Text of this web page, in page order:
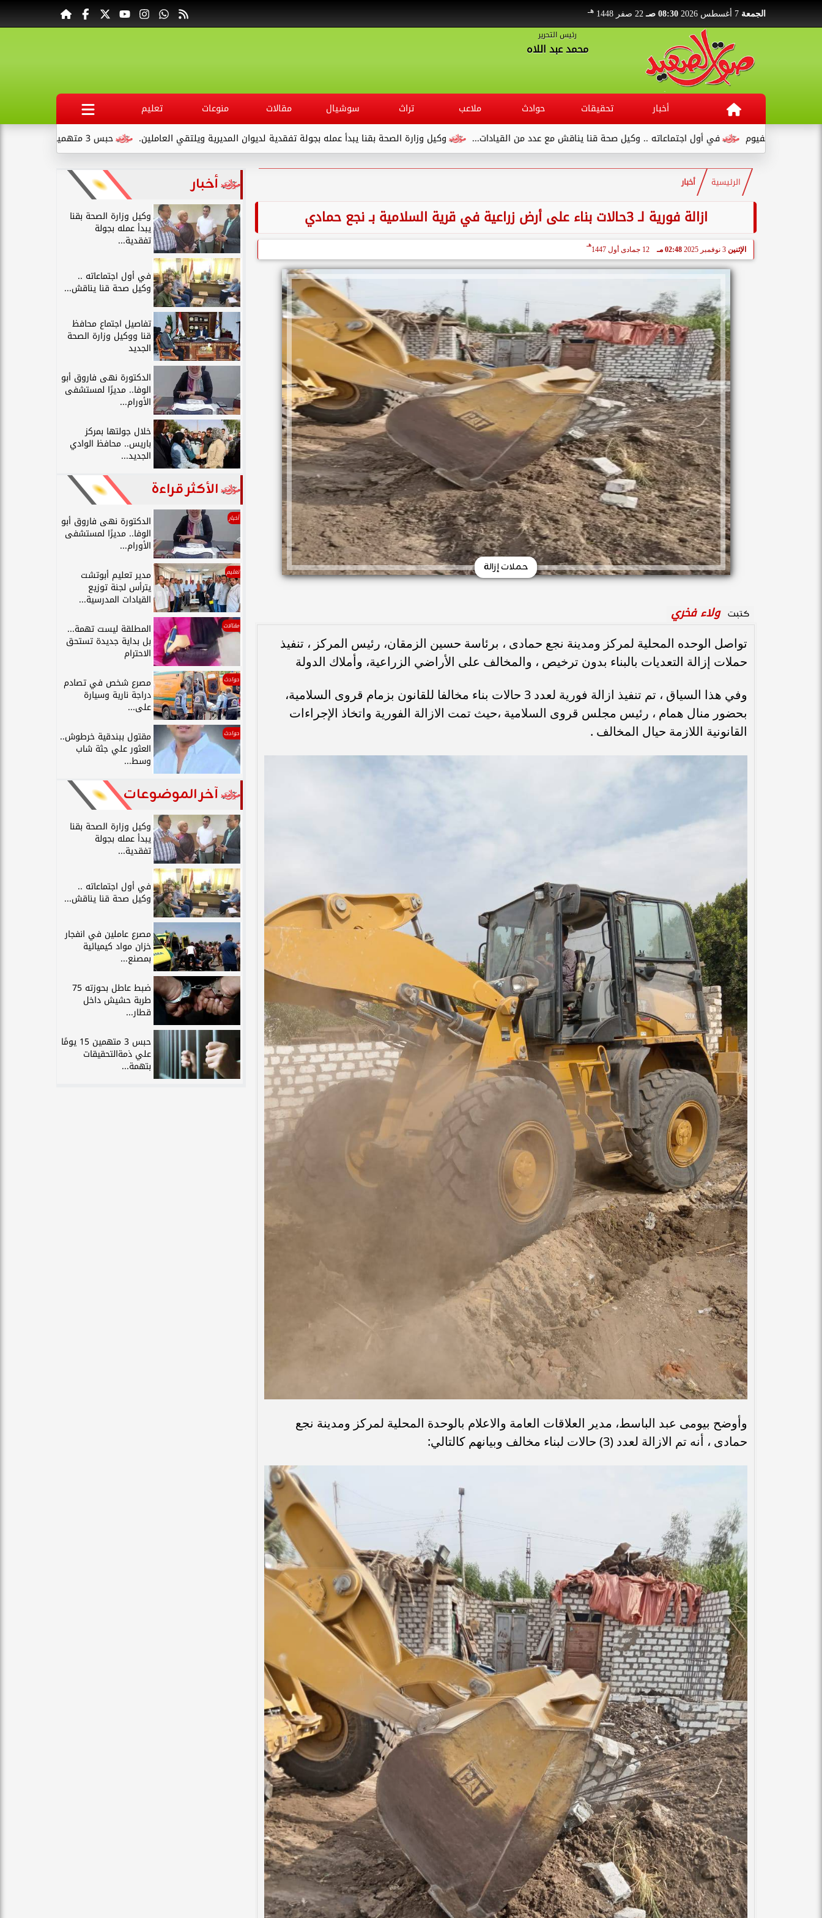
الجمعة 08:30 صـ 22 صفر 1448 هـ
رئيس التحرير
محمد عبد اللاه
أخبار تحقيقات حوادث ملاعب تراث سوشيال مقالات منوعات
تعليم
حبس 3 متهمين 15 يومًا علي ذمةالتحقيقات بتهمة التنقيب عن الآثار داخل...
وكيل وزارة الصحة بقنا يبدأ عمله بجولة تفقدية لديوان المديرية ويلتقي العاملين. في أول اجتماعاته .. وكيل صحة قنا يناقش مع عدد من القيادات...
الرئيسية أخبار
ازالة فورية لـ 3حالات بناء على أرض زراعية في قرية السلامية بـ نجع حمادي
الإثنين 3 نوفمبر 2025 02:48 مـ 12 جمادى أول 1447
هـ
حملات إزالة
كتبت ولاء فخري
تواصل الوحده المحلية لمركز ومدينة نجع حمادى ، برئاسة حسين الزمقان، رئيس المركز ، تنفيذ
حملات إزالة التعديات بالبناء بدون ترخيص ، والمخالف على الأراضي الزراعية، وأملاك الدولة
وفي هذا السياق ، تم تنفيذ ازالة فورية لعدد 3 حالات بناء مخالفا للقانون بزمام قروى السلامية،
بحضور منال همام ، رئيس مجلس قروى السلامية ،حيث تمت الازالة الفورية واتخاذ الإجراءات
القانونية اللازمة حيال المخالف .
وأوضح بيومى عبد الباسط، مدير العلاقات العامة والاعلام بالوحدة المحلية لمركز ومدينة نجع
حمادى ، أنه تم الازالة لعدد (3) حالات لبناء مخالف وبيانهم كالتالي:
أخبار
وكيل وزارة الصحة بقنا
يبدأ عمله بجولة
تفقدية...
في أول اجتماعاته ..
وكيل صحة قنا يناقش...
تفاصيل اجتماع محافظ
قنا ووكيل وزارة الصحة
الجديد
الدكتورة نهى فاروق أبو
الوفا.. مديرًا لمستشفى
الأورام...
خلال جولتها بمركز
باريس.. محافظ الوادي
الجديد...
الأكثر قراءة
أخبار الدكتورة نهى فاروق أبو
الوفا.. مديرًا لمستشفى
الأورام...
تعليم مدير تعليم أبوتشت
يترأس لجنة توزيع
القيادات المدرسية...
مقالات المطلقة ليست تهمة...
بل بداية جديدة تستحق
الاحترام
حوادث مصرع شخص في تصادم
دراجة نارية وسيارة
على...
حوادث مقتول ببندقية خرطوش..
العثور علي جثة شاب
وسط...
آخر الموضوعات
وكيل وزارة الصحة بقنا
يبدأ عمله بجولة
تفقدية...
في أول اجتماعاته ..
وكيل صحة قنا يناقش...
مصرع عاملين في انفجار
خزان مواد كيميائية
بمصنع...
ضبط عاطل بحوزته 75
طربة حشيش داخل
قطار...
حبس 3 متهمين 15 يومًا
علي ذمةالتحقيقات
بتهمة...